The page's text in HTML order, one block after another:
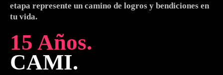
etapa represente un camino de logros y bendiciones en
tu vida.
15 Años.
CAMI.